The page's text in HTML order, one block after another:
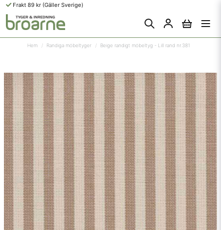
Frakt 89 kr (Gäller Sverige)
Hem Randiga möbeltyger Beige randigt möbeltyg - Lill rand nr.381